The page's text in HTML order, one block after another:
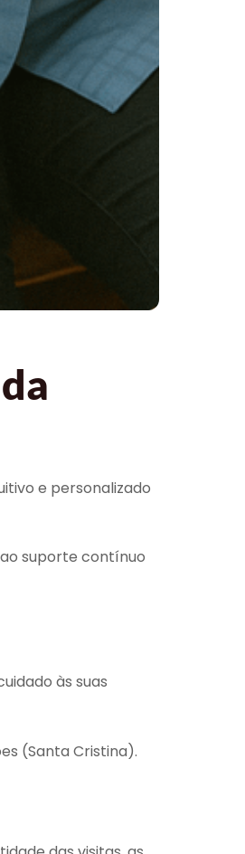
e personalizado
suporte contínuo
às suas
(Santa Cristina).